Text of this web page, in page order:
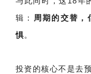
辑： 周期的交替，
惧。
投资的核心不是去